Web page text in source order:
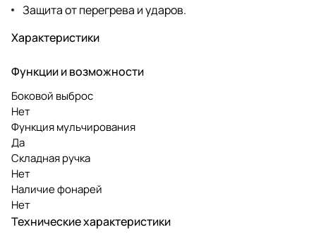
Защита от перегрева и ударов.
Характеристики
Функции и возможности
Боковой выброс
Нет
Функция мульчирования
Да
Складная ручка
Нет
Наличие фонарей
Нет
Технические характеристики